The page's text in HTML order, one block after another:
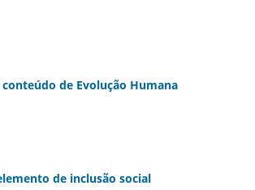
de Evolução Humana
de inclusão social